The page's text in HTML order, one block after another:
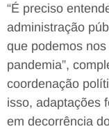
“É preciso
administração
que podemos
pandemia”,
coordenação
isso, adaptações
em decorrência